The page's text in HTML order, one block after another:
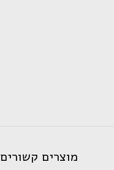
מוצרים קשורים